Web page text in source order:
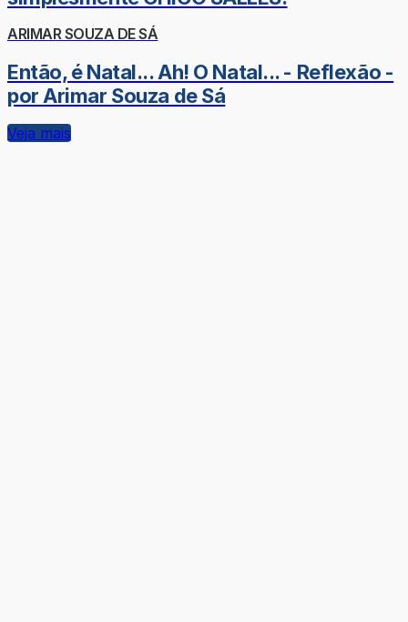
ARIMAR SOUZA DE SÁ
Então, é Natal... Ah! O Natal... - Reflexão -
por Arimar Souza de Sá
Veja mais